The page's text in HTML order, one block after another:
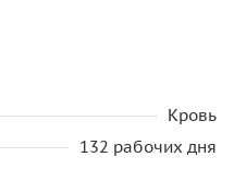
Кровь
132 рабочих дня